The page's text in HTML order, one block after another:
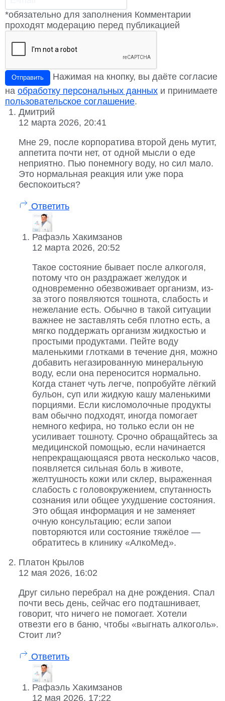
*обязательно для заполнения Комментарии
проходят модерацию перед публикацией
Отправить
Нажимая на кнопку, вы даёте согласие
на обработку персональных данных и принимаете
пользовательское соглашение.
Дмитрий
12 марта 2026, 20:41
Мне 29, после корпоратива второй день мутит,
аппетита почти нет, от одной мысли о еде
неприятно. Пью понемногу воду, но сил мало.
Это нормальная реакция или уже пора
беспокоиться?
Ответить
Рафаэль Хакимзанов
12 марта 2026, 20:52
Такое состояние бывает после алкоголя,
потому что он раздражает желудок и
одновременно обезвоживает организм, из-
за этого появляются тошнота, слабость и
нежелание есть. Обычно в такой ситуации
важнее не заставлять себя плотно есть, а
мягко поддержать организм жидкостью и
простыми продуктами. Пейте воду
маленькими глотками в течение дня, можно
добавить негазированную минеральную
воду, если она переносится нормально.
Когда станет чуть легче, попробуйте лёгкий
бульон, суп или жидкую кашу маленькими
порциями. Если кисломолочные продукты
вам обычно подходят, иногда помогает
немного кефира, но только если он не
усиливает тошноту. Срочно обращайтесь за
медицинской помощью, если начинается
непрекращающаяся рвота несколько часов,
появляется сильная боль в животе,
желтушность кожи или склер, выраженная
слабость с головокружением, спутанность
сознания или общее ухудшение состояния.
Это общая информация и не заменяет
очную консультацию; если запои
повторяются или состояние тяжёлое —
обратитесь в клинику «АлкоМед».
Платон Крылов
12 мая 2026, 16:02
Друг сильно перебрал на дне рождения. Спал
почти весь день, сейчас его подташнивает,
говорит, что ничего не помогает. Хотели
отвезти его в баню, чтобы «выгнать алкоголь».
Стоит ли?
Ответить
Рафаэль Хакимзанов
12 мая 2026, 17:22